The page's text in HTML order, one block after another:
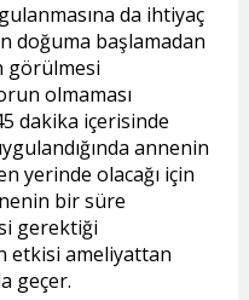
da ihtiyaç
doğuma başlamadan
görülmesi
olmaması
dakika içerisinde
annenin
yerinde olacağı için
bir süre
gerektiği
etkisi ameliyattan
geçer.